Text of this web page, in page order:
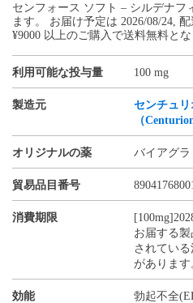
センフォース ソフト – シルデナフ
ます。 お届け予定は 2026/08/24,
¥9000 以上のご購入で送料無料とな
利用可能な投与量 100 mg
製造元
センチュ
（
オリジナルの薬 バイアグラ
貿易品目番号
消費期限
お届する
されてい
があります
効能 勃起不全